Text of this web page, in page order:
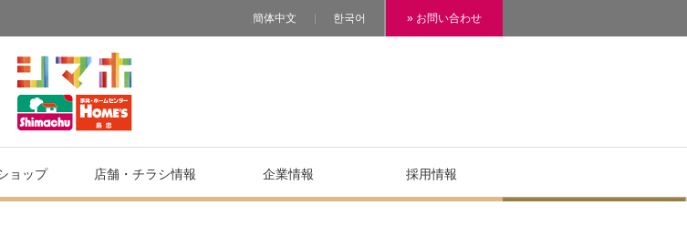
簡体中文 한국어 » お問い合わせ
ョップ 店舗・チラシ情報 企業情報 採用情報